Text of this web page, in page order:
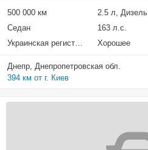
500 000 км 2.5 л, Дизель
Седан
163 л.с.
Украинская регистрация
Хорошее
Днепр, Днепропетровская обл.
394 км от г. Киев